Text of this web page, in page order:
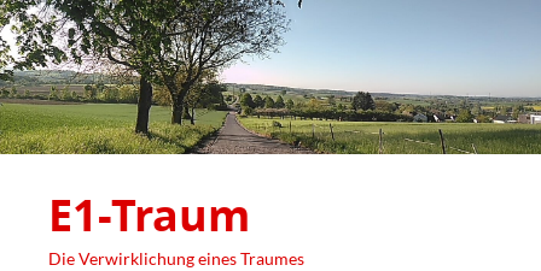
E1-Traum
Die Verwirklichung eines Traumes